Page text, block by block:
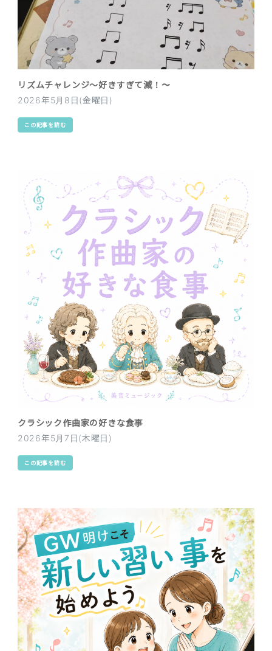
リズムチャレンジ〜好きすぎて滅！〜
2026年5月8日(金曜日)
この記事を読む
クラシック作曲家の好きな食事
2026年5月7日(木曜日)
この記事を読む